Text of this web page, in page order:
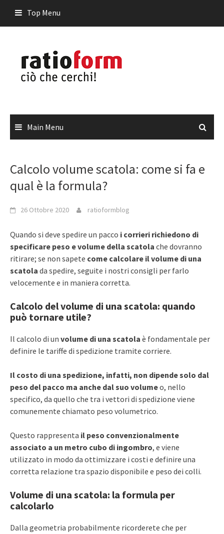
content
Top Menu
Main Menu
Calcolo volume scatola: come si fa e
qual è la formula?
26 Ottobre 2020 ratioformblog
Quando si deve spedire un pacco i corrieri richiedono di
specificare peso e volume della scatola che dovranno
ritirare; se non sapete come calcolare il volume di una
scatola da spedire, seguite i nostri consigli per farlo
velocemente e in maniera corretta.
Calcolo del volume di una scatola: quando
può tornare utile?
Il calcolo di un volume di una scatola è fondamentale per
definire le tariffe di spedizione tramite corriere.
Il costo di una spedizione, infatti, non dipende solo dal
peso del pacco ma anche dal suo volumeo, nello
specifico, da quello che tra i vettori di spedizione viene
comunemente chiamato peso volumetrico.
Questo rappresenta il peso convenzionalmente
associato a un metro cubo di ingombro, e viene
utilizzato in modo da ottimizzare i costi e definire una
corretta relazione tra spazio disponibile e peso dei colli.
Volume di una scatola: la formula per
calcolarlo
Dalla geometria probabilmente ricorderete che per